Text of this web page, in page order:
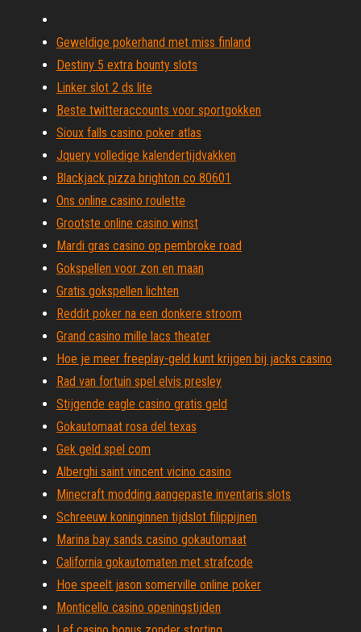
Geweldige pokerhand met miss finland
Destiny 5 extra bounty slots
Linker slot 2 ds lite
Beste twitteraccounts voor sportgokken
Sioux falls casino poker atlas
Jquery volledige kalendertijdvakken
Blackjack pizza brighton co 80601
Ons online casino roulette
Grootste online casino winst
Mardi gras casino op pembroke road
Gokspellen voor zon en maan
Gratis gokspellen lichten
Reddit poker na een donkere stroom
Grand casino mille lacs theater
Hoe je meer freeplay-geld kunt krijgen bij jacks casino
Rad van fortuin spel elvis presley
Stijgende eagle casino gratis geld
Gokautomaat rosa del texas
Gek geld spel com
Alberghi saint vincent vicino casino
Minecraft modding aangepaste inventaris slots
Schreeuw koninginnen tijdslot filippijnen
Marina bay sands casino gokautomaat
California gokautomaten met strafcode
Hoe speelt jason somerville online poker
Monticello casino openingstijden